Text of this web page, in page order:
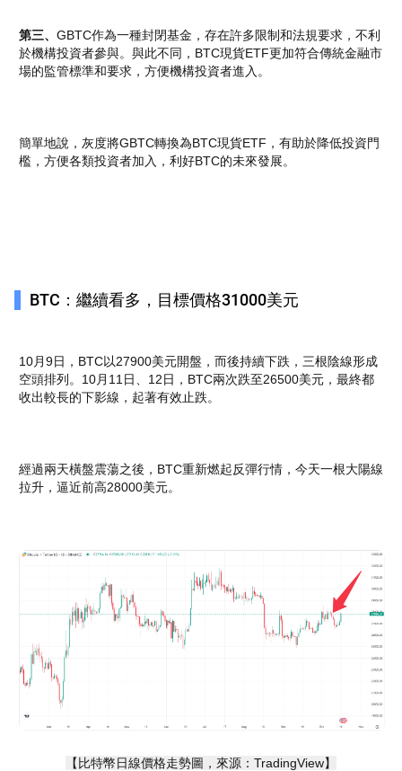
第三、 GBTC作為一種封閉基金，存在許多限制和法規要求，不利
於機構投資者參與。與此不同，BTC現貨ETF更加符合傳統金融市
場的監管標準和要求，方便機構投資者進入。
簡單地說，灰度將GBTC轉換為BTC現貨ETF，有助於降低投資門
檻，方便各類投資者加入，利好BTC的未來發展。
BTC：繼續看多，目標價格31000美元
10月9日，BTC以27900美元開盤，而後持續下跌，三根陰線形成
空頭排列。10月11日、12日，BTC兩次跌至26500美元，最終都
收出較長的下影線，起著有效止跌。
經過兩天橫盤震蕩之後，BTC重新燃起反彈行情，今天一根大陽線
拉升，逼近前高28000美元。
【比特幣日線價格走勢圖，來源：TradingView】